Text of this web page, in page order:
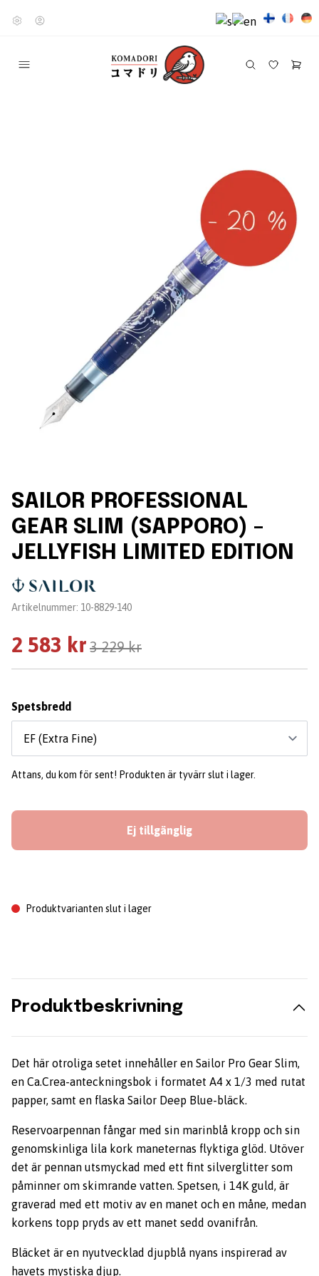
SAILOR PROFESSIONAL
GEAR SLIM (SAPPORO) –
JELLYFISH LIMITED EDITION
Leverantör:
Artikelnummer: 10-8829-140
2 583 kr 3 229 kr
Spetsbredd
Attans, du kom för sent! Produkten är tyvärr slut i lager.
Ej tillgänglig
Produktvarianten slut i lager
Produktbeskrivning
Det här otroliga setet innehåller en Sailor Pro Gear Slim,
en Ca.Crea-anteckningsbok i formatet A4 x 1/3 med rutat
papper, samt en flaska Sailor Deep Blue-bläck.
Reservoarpennan fångar med sin marinblå kropp och sin
genomskinliga lila kork maneternas flyktiga glöd. Utöver
det är pennan utsmyckad med ett fint silverglitter som
påminner om skimrande vatten. Spetsen, i 14K guld, är
graverad med ett motiv av en manet och en måne, medan
korkens topp pryds av ett manet sedd ovanifrån.
Bläcket är en nyutvecklad djupblå nyans inspirerad av
havets mystiska djup.